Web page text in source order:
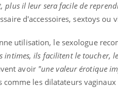
plus il leur sera facile de
d'accessoires, sextoys ou
utilisation, le sexologue
intimes, ils facilitent le toucher,
avoir "une valeur érotique
les dilatateurs